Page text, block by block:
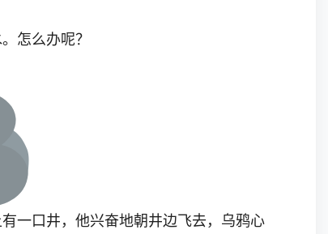
怎么办呢？
一口井，他兴奋地朝井边飞去，乌鸦心